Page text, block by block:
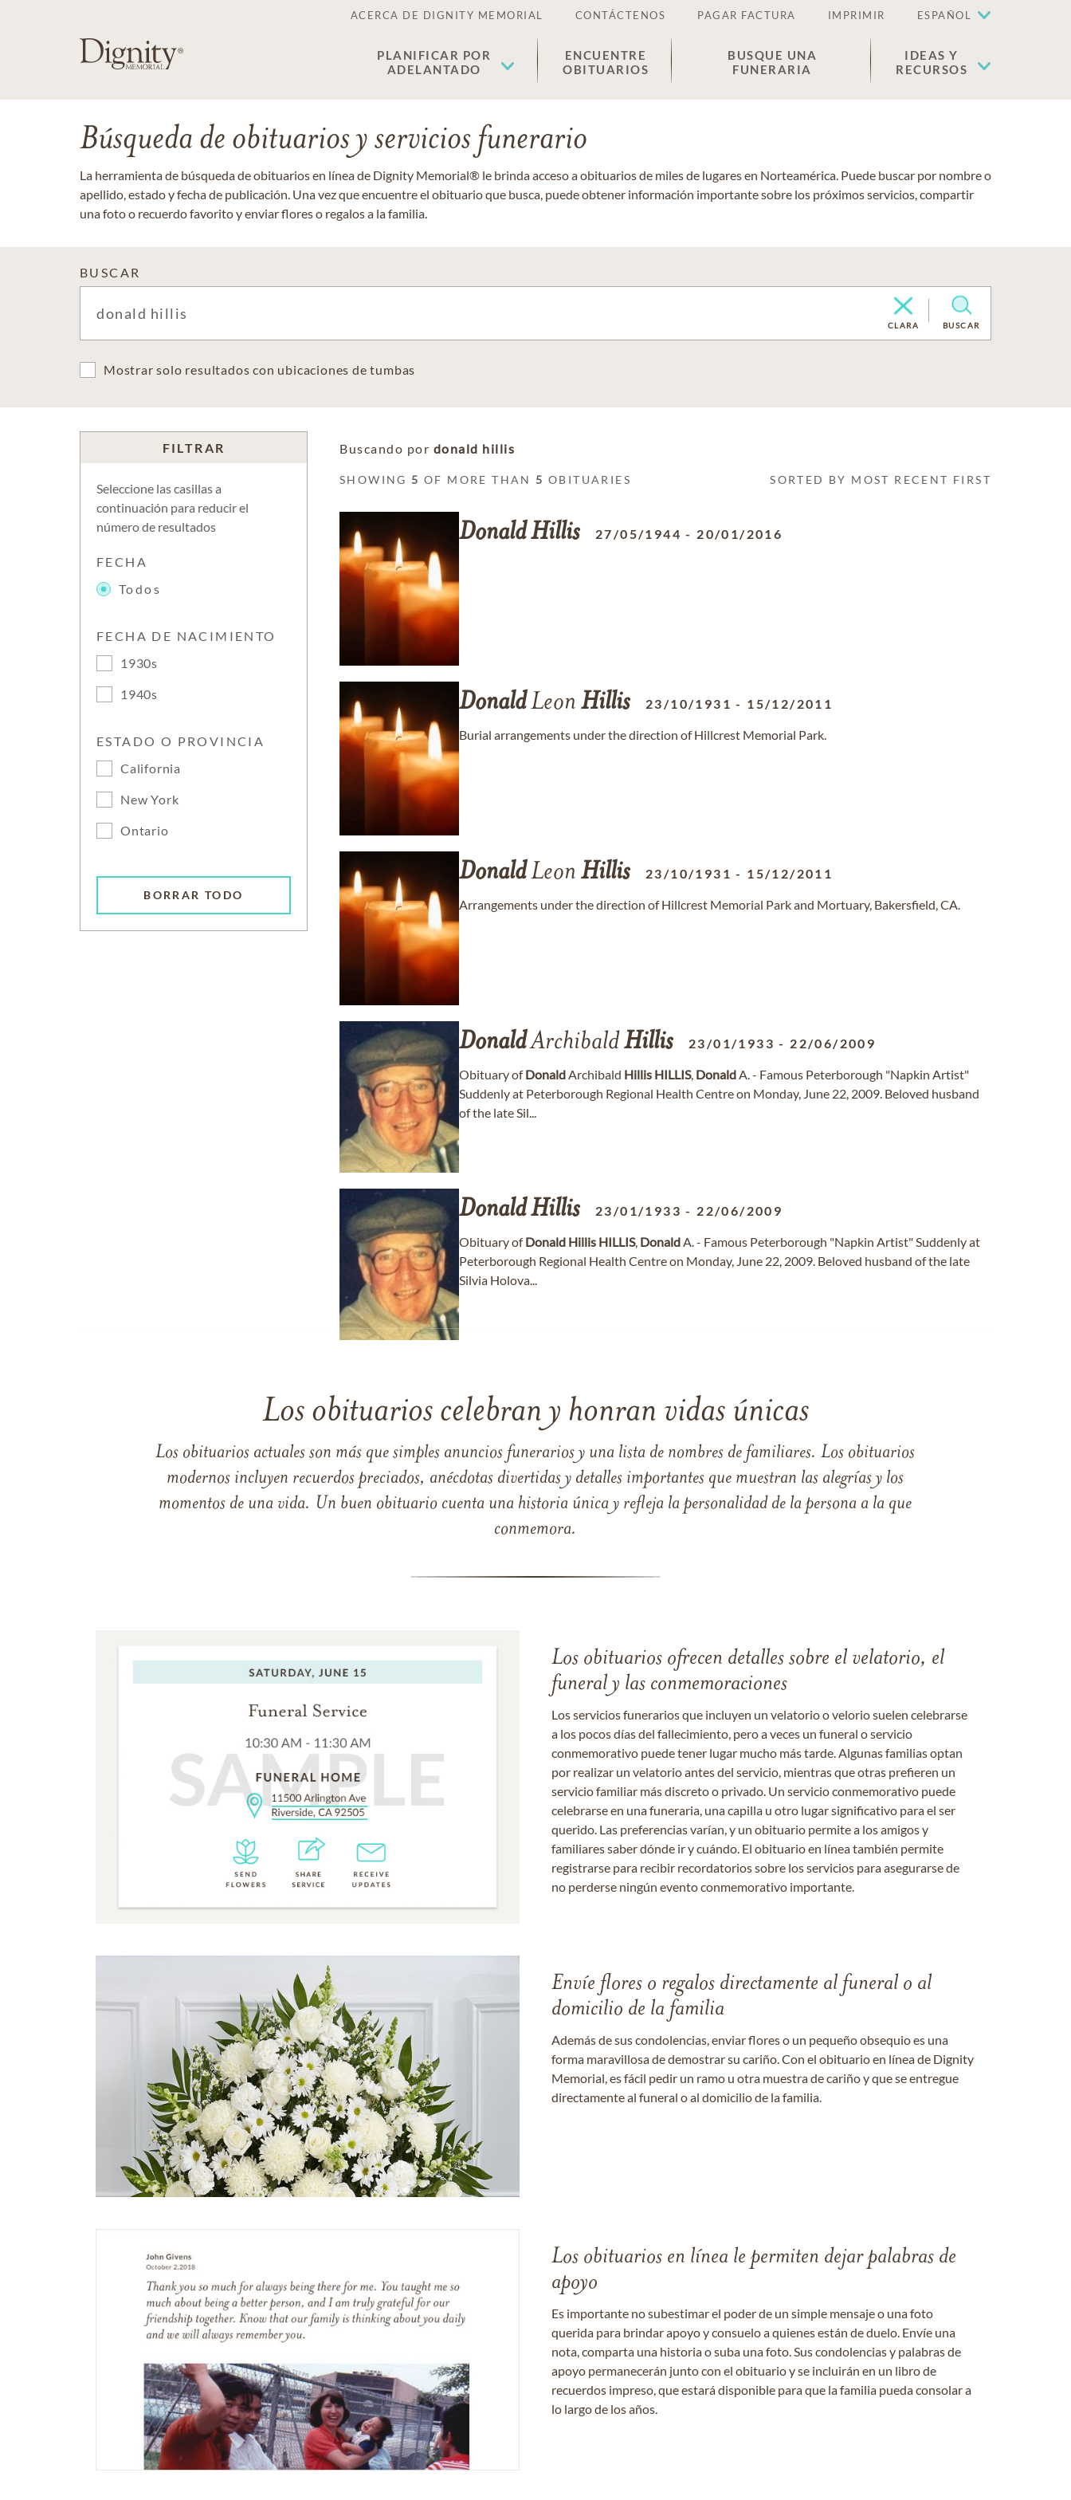
ACERCA DE DIGNITY MEMORIAL CONTÁCTENOS PAGAR FACTURA IMPRIMIR ESPAÑOL
PLANIFICAR POR
ADELANTADO
ENCUENTRE
OBITUARIOS
BUSQUE UNA
FUNERARIA
IDEAS Y
RECURSOS
Búsqueda de obituarios y servicios funerario
La herramienta de búsqueda de obituarios en línea de Dignity Memorial® le brinda acceso a obituarios de miles de lugares en Norteamérica. Puede buscar por nombre o
apellido, estado y fecha de publicación. Una vez que encuentre el obituario que busca, puede obtener información importante sobre los próximos servicios, compartir
una foto o recuerdo favorito y enviar flores o regalos a la familia.
BUSCAR
CLARA BUSCAR
Mostrar solo resultados con ubicaciones de tumbas
FILTRAR
Seleccione las casillas a
continuación para reducir el
número de resultados
FECHA
Todos
FECHA DE NACIMIENTO
1930s
1940s
ESTADO O PROVINCIA
California
New York
Ontario
BORRAR TODO
Buscando por donald hillis
SHOWING 5 OF MORE THAN 5 OBITUARIES SORTED BY MOST RECENT FIRST
DonaldHillis 27/05/1944 - 20/01/2016
DonaldLeon Hillis 23/10/1931 - 15/12/2011
Burial arrangements under the direction of Hillcrest Memorial Park.
DonaldLeon Hillis 23/10/1931 - 15/12/2011
Arrangements under the direction of Hillcrest Memorial Park and Mortuary, Bakersfield, CA.
DonaldArchibaldHillis 23/01/1933 - 22/06/2009
Obituary ofDonaldArchibald Hillis HILLIS, DonaldA. - Famous Peterborough "Napkin Artist"
Suddenly at Peterborough Regional Health Centre on Monday, June 22, 2009. Beloved husband
of the late Sil...
DonaldHillis 23/01/1933 - 22/06/2009
Obituary ofDonald Hillis HILLIS, DonaldA. - Famous Peterborough "Napkin Artist" Suddenly at
Peterborough Regional Health Centre on Monday, June 22, 2009. Beloved husband of the late
Silvia Holova...
Los obituarios celebran y honran vidas únicas
Los obituarios actuales son más que simples anuncios funerarios y una lista de nombres de familiares. Los obituarios
modernos incluyen recuerdos preciados, anécdotas divertidas y detalles importantes que muestran las alegrías y los
momentos de una vida. Un buen obituario cuenta una historia única y refleja la personalidad de la persona a la que
conmemora.
Los obituarios ofrecen detalles sobre el velatorio, el
funeral y las conmemoraciones
Los servicios funerarios que incluyen un velatorio o velorio suelen celebrarse
a los pocos días del fallecimiento, pero a veces un funeral o servicio
conmemorativo puede tener lugar mucho más tarde. Algunas familias optan
por realizar un velatorio antes del servicio, mientras que otras prefieren un
servicio familiar más discreto o privado. Un servicio conmemorativo puede
celebrarse en una funeraria, una capilla u otro lugar significativo para el ser
querido. Las preferencias varían, y un obituario permite a los amigos y
familiares saber dónde ir y cuándo. El obituario en línea también permite
registrarse para recibir recordatorios sobre los servicios para asegurarse de
no perderse ningún evento conmemorativo importante.
Envíe flores o regalos directamente al funeral o al
domicilio de la familia
Además de sus condolencias, enviar flores o un pequeño obsequio es una
forma maravillosa de demostrar su cariño. Con el obituario en línea de Dignity
Memorial, es fácil pedir un ramo u otra muestra de cariño y que se entregue
directamente al funeral o al domicilio de la familia.
Los obituarios en línea le permiten dejar palabras de
apoyo
Es importante no subestimar el poder de un simple mensaje o una foto
querida para brindar apoyo y consuelo a quienes están de duelo. Envíe una
nota, comparta una historia o suba una foto. Sus condolencias y palabras de
apoyo permanecerán junto con el obituario y se incluirán en un libro de
recuerdos impreso, que estará disponible para que la familia pueda consolar a
lo largo de los años.